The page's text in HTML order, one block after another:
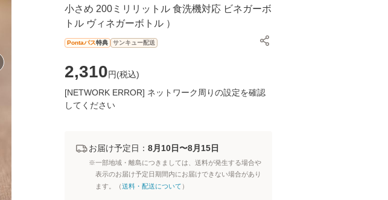
小さめ 200ミリリットル 食洗機対応 ビネガーボ
トル ヴィネガーボトル ）
Pontaパス特典 サンキュー配送
2,310円(税込)
[NETWORK ERROR] ネットワーク周りの設定を確認
してください
お届け予定日： 8月10日〜8月15日
※一部地域・離島につきましては、送料が発生する場合や
表示のお届け予定日期間内にお届けできない場合があり
ます。（送料・配送について ）